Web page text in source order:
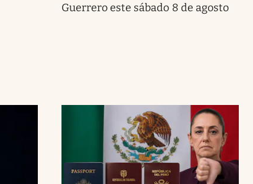
Guerrero este sábado 8 de agosto